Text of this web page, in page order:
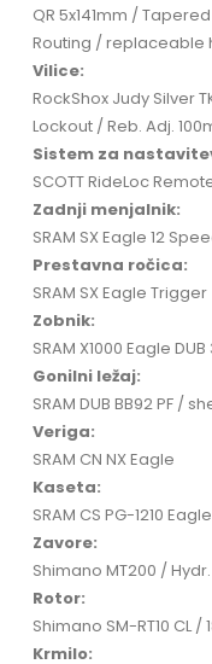
QR 5x141mm /
Routing / replaceable
Vilice:
RockShox Judy Silver
Lockout / Reb. Adj.
Sistem za
SCOTT RideLoc
Zadnji menjalnik:
SRAM SX Eagle 12
Prestavna ročica:
SRAM SX Eagle Trigger
Zobnik:
SRAM X1000 Eagle DUB
Gonilni ležaj:
SRAM DUB BB92 PF /
Veriga:
SRAM CN NX Eagle
Kaseta:
SRAM CS PG-1210
Zavore:
Shimano MT200 /
Rotor:
Shimano SM-RT10 CL /
Krmilo: